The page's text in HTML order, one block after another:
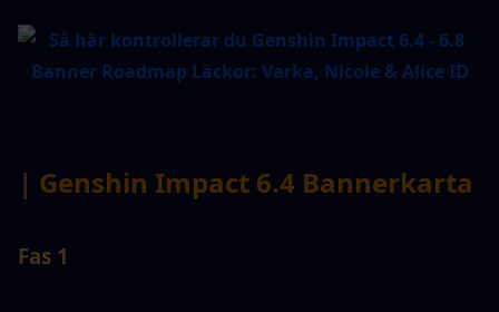
| Genshin Impact 6.4 Bannerkarta
Fas 1